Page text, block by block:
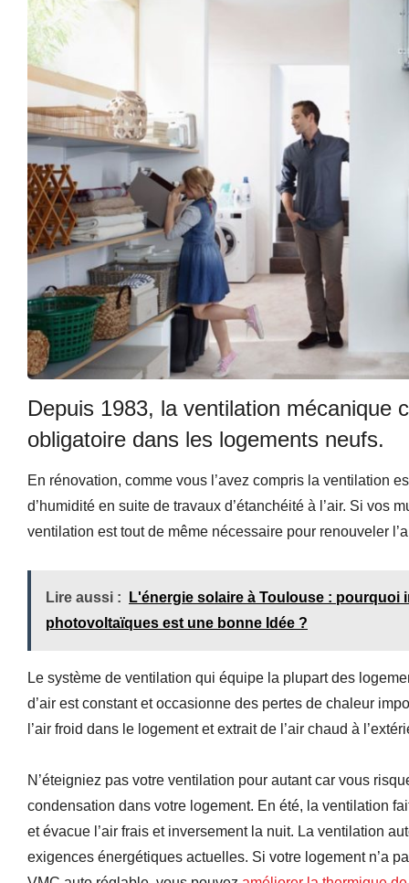
Depuis 1983, la ventilation mécanique
obligatoire dans les logements neufs.
En rénovation, comme vous l’avez compris la ventilation
d’humidité en suite de travaux d’étanchéité à l’air. Si vos
ventilation est tout de même nécessaire pour renouveler
Lire aussi :
L'énergie solaire à Toulouse : pourquoi
photovoltaïques est une bonne Idée ?
Le système de ventilation qui équipe la plupart des
d’air est constant et occasionne des pertes de chaleur
l’air froid dans le logement et extrait de l’air chaud à
N’éteigniez pas votre ventilation pour autant car vous
condensation dans votre logement. En été, la ventilation
et évacue l’air frais et inversement la nuit. La ventilation
exigences énergétiques actuelles. Si votre logement n’a